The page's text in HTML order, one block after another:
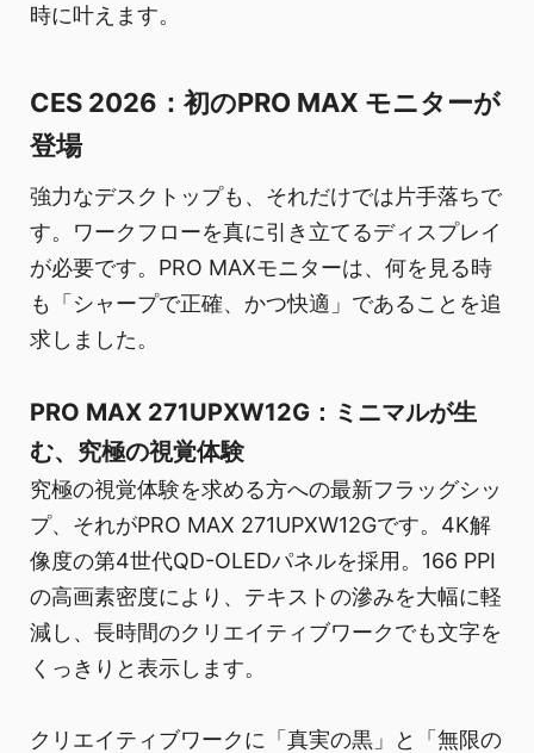
時に叶えます。
CES 2026：初のPRO MAX モニターが
登場
強力なデスクトップも、それだけでは片手落ちで
す。ワークフローを真に引き立てるディスプレイ
が必要です。PRO MAXモニターは、何を見る時
も「シャープで正確、かつ快適」であることを追
求しました。
PRO MAX 271UPXW12G：ミニマルが生
む、究極の視覚体験
究極の視覚体験を求める方への最新フラッグシッ
プ、それがPRO MAX 271UPXW12Gです。4K解
像度の第4世代QD-OLEDパネルを採用。166 PPI
の高画素密度により、テキストの滲みを大幅に軽
減し、長時間のクリエイティブワークでも文字を
くっきりと表示します。
クリエイティブワークに「真実の黒」と「無限の